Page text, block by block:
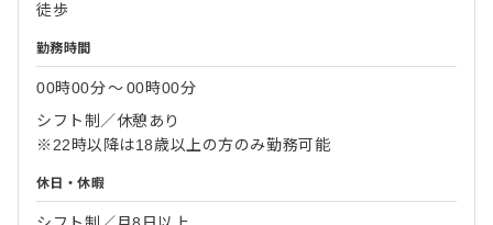
徒歩
勤務時間
00時00分〜00時00分
シフト制／休憩あり
※22時以降は18歳以上の方のみ勤務可能
休日・休暇